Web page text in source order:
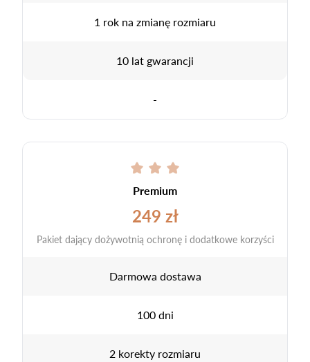
1 rok na zmianę rozmiaru
10 lat gwarancji
-
Premium
249 zł
Pakiet dający dożywotnią ochronę i dodatkowe korzyści
Darmowa dostawa
100 dni
2 korekty rozmiaru